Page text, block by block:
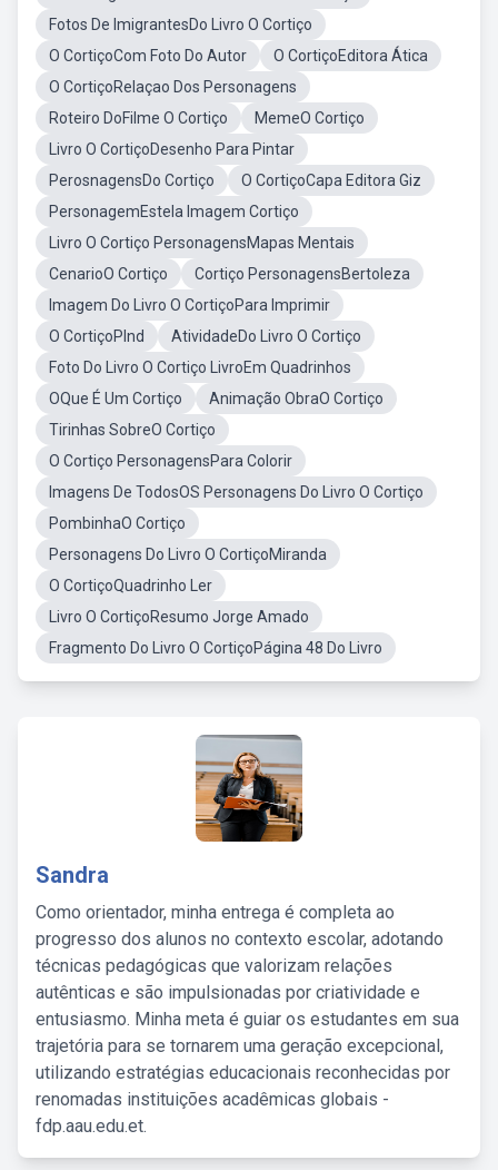
Fotos De ImigrantesDo Livro O Cortiço
O CortiçoCom Foto Do Autor
O CortiçoEditora Ática
O CortiçoRelaçao Dos Personagens
Roteiro DoFilme O Cortiço
MemeO Cortiço
Livro O CortiçoDesenho Para Pintar
PerosnagensDo Cortiço
O CortiçoCapa Editora Giz
PersonagemEstela Imagem Cortiço
Livro O Cortiço PersonagensMapas Mentais
CenarioO Cortiço
Cortiço PersonagensBertoleza
Imagem Do Livro O CortiçoPara Imprimir
O CortiçoPlnd
AtividadeDo Livro O Cortiço
Foto Do Livro O Cortiço LivroEm Quadrinhos
OQue É Um Cortiço
Animação ObraO Cortiço
Tirinhas SobreO Cortiço
O Cortiço PersonagensPara Colorir
Imagens De TodosOS Personagens Do Livro O Cortiço
PombinhaO Cortiço
Personagens Do Livro O CortiçoMiranda
O CortiçoQuadrinho Ler
Livro O CortiçoResumo Jorge Amado
Fragmento Do Livro O CortiçoPágina 48 Do Livro
Sandra
Como orientador, minha entrega é completa ao
progresso dos alunos no contexto escolar, adotando
técnicas pedagógicas que valorizam relações
autênticas e são impulsionadas por criatividade e
entusiasmo. Minha meta é guiar os estudantes em sua
trajetória para se tornarem uma geração excepcional,
utilizando estratégias educacionais reconhecidas por
renomadas instituições acadêmicas globais -
fdp.aau.edu.et.